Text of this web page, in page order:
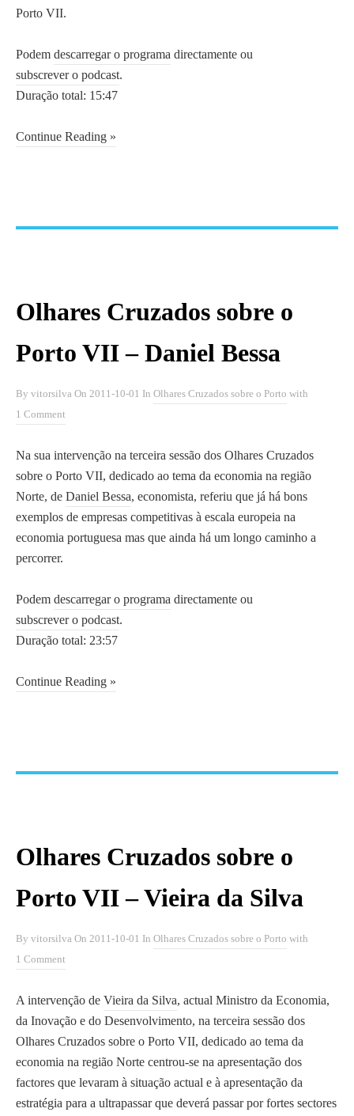
Porto VII.
Podem descarregar o programa directamente ou
subscrever o podcast.
Duração total: 15:47
Continue Reading »
Olhares Cruzados sobre o
Porto VII – Daniel Bessa
By vitorsilva On 2011-10-01 In Olhares Cruzados sobre o Porto with
1 Comment
Na sua intervenção na terceira sessão dos Olhares Cruzados
sobre o Porto VII, dedicado ao tema da economia na região
Norte, de Daniel Bessa, economista, referiu que já há bons
exemplos de empresas competitivas à escala europeia na
economia portuguesa mas que ainda há um longo caminho a
percorrer.
Podem descarregar o programa directamente ou
subscrever o podcast.
Duração total: 23:57
Continue Reading »
Olhares Cruzados sobre o
Porto VII – Vieira da Silva
By vitorsilva On 2011-10-01 In Olhares Cruzados sobre o Porto with
1 Comment
A intervenção de Vieira da Silva, actual Ministro da Economia,
da Inovação e do Desenvolvimento, na terceira sessão dos
Olhares Cruzados sobre o Porto VII, dedicado ao tema da
economia na região Norte centrou-se na apresentação dos
factores que levaram à situação actual e à apresentação da
estratégia para a ultrapassar que deverá passar por fortes sectores